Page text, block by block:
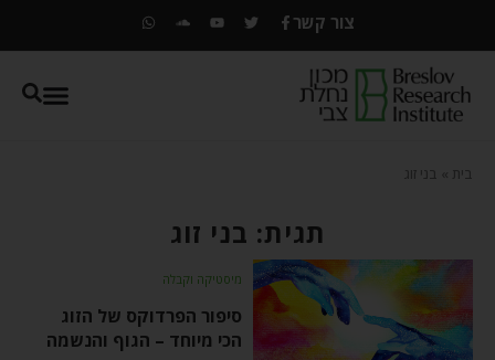
צור קשר
בית בני זוג
תגית: בני זוג
מיסטיקה וקבלה
סיפור הפרדוקס של הזוג
הכי מיוחד – הגוף והנשמה